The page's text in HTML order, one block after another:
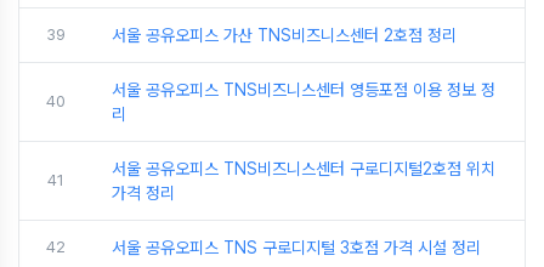
39 서울 공유오피스 가산 TNS비즈니스센터 2호점 정리
40
서울 공유오피스 TNS비즈니스센터 영등포점 이용 정보 정
리
41
서울 공유오피스 TNS비즈니스센터 구로디지털2호점 위치
가격 정리
42 서울 공유오피스 TNS 구로디지털 3호점 가격 시설 정리